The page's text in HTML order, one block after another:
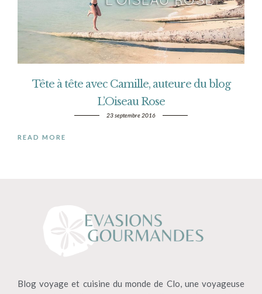
Tête à tête avec Camille, auteure du blog
L’Oiseau Rose
23 septembre 2016
READ MORE
Blog voyage et cuisine du monde de Clo, une voyageuse